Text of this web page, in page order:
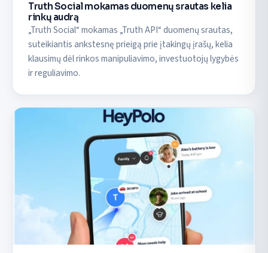
Truth Social mokamas duomenų srautas kelia
rinkų audrą
„Truth Social“ mokamas „Truth API“ duomenų srautas,
suteikiantis ankstesnę prieigą prie įtakingų įrašų, kelia
klausimų dėl rinkos manipuliavimo, investuotojų lygybės
ir reguliavimo.